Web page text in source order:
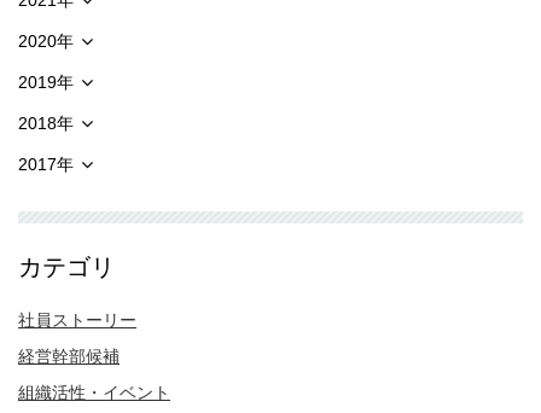
2020年
2019年
2018年
2017年
カテゴリ
社員ストーリー
経営幹部候補
組織活性・イベント